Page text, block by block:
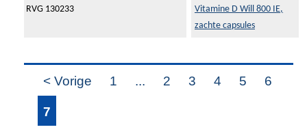
RVG 130233
Vitamine D Will 800 IE,
zachte capsules
< Vorige 1 ... 2 3 4 5 6
7